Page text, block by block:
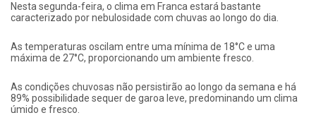
Nesta segunda-feira, o clima em Franca estará bastante
caracterizado por nebulosidade com chuvas ao longo do dia.
As temperaturas oscilam entre uma mínima de 18°C e uma
máxima de 27°C, proporcionando um ambiente fresco.
As condições chuvosas não persistirão ao longo da semana e há
89% possibilidade sequer de garoa leve, predominando um clima
úmido e fresco.